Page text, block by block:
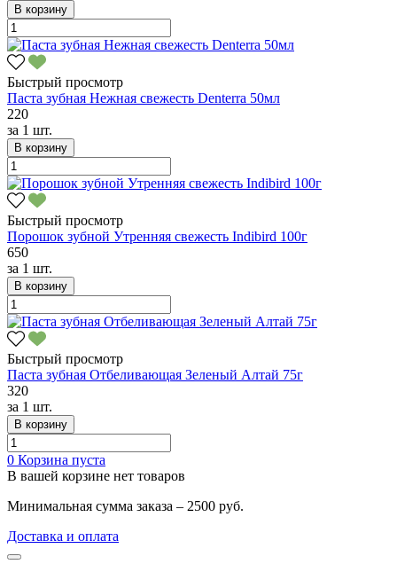
В корзину
Быстрый просмотр
Паста зубная Нежная свежесть Denterra 50мл
220
за 1 шт.
В корзину
Быстрый просмотр
Порошок зубной Утренняя свежесть Indibird 100г
650
за 1 шт.
В корзину
Быстрый просмотр
Паста зубная Отбеливающая Зеленый Алтай 75г
320
за 1 шт.
В корзину
0 Корзина пуста
В вашей корзине нет товаров
Минимальная сумма заказа – 2500 руб.
Доставка и оплата